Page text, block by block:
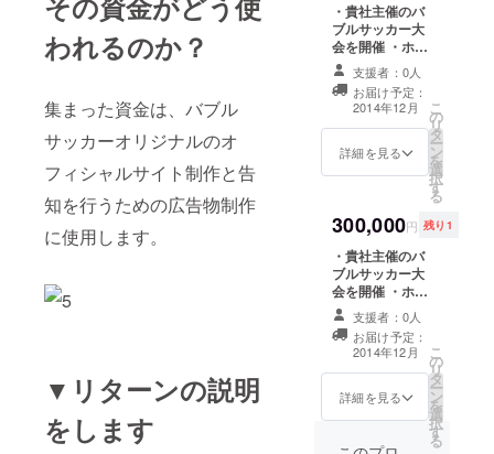
われるのか？
集まった資金は、バブル
サッカーオリジナルのオ
フィシャルサイト制作と告
知を行うための広告物制作
に使用します。
▼リターンの説明
をします
真データをお送
りします ・1年
間Facebook
ページにて「協
賛企業」として
名前掲載
・貴社主催のバ
ブルサッカー大
会を開催 ・ホー
ムページに1年間
バナー掲載 ・バ
ブルサッカー
チーム参加券6枚
（愛知県開催の
ためプレゼント
可） ・オリジナ
セージをお送り
します ・バブル
サッカー写真
データをお送り
します ・1年間
Facebookペー
ジにて「協賛企
業」として名前
支援者：0人
お届け予定：
2014年12月
詳細を見る
こ
の
リ
タ
ー
ン
を
選
択
す
る
300,000円 残り1
・貴社主催のバ
ブルサッカー大
会を開催 ・ホー
ムページに1年間
バナー掲載 ・貴
社ロゴコラボオ
リジナルロゴ入
りマグカップ30
個 ・オリジナル
支援者：0人
お届け予定：
2014年12月
詳細を見る
こ
の
リ
タ
ー
ン
を
選
択
す
る